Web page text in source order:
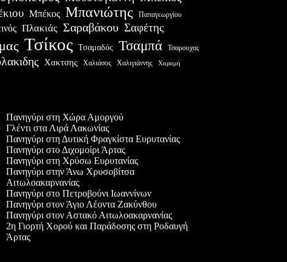
Μπέκος Μπανιώτης Παπαγεωργίου
Πλακιάς Σαραβάκου Σαφέτης
Τσίκος Τσαμαδός Τσαμπά Τσαρουχας
Χακτσης Χαλιάσος Χαλιγιάννης Χαραμή
Πανηγύρι στη Χώρα Αμοργού
Γλέντι στα Λιρά Λακωνίας
Πανηγύρι στη Δυτική Φραγκίστα Ευρυτανίας
Πανηγύρι στο Διχομοίρι Άρτας
Πανηγύρι στη Χρύσω Ευρυτανίας
Πανηγύρι στην Άνω Χρυσοβίτσα
Αιτωλοακαρνανίας
Πανηγύρι στο Πετροβούνι Ιωαννίνων
Πανηγύρι στον Άγιο Λέοντα Ζακύνθου
Πανηγύρι στον Αστακό Αιτωλοακαρνανίας
2η Γιορτή Χορού και Παράδοσης στη Ροδαυγή
Άρτας